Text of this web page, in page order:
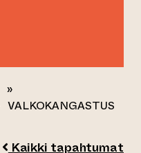
»
VALKOKANGASTUS
Kaikki tapahtumat